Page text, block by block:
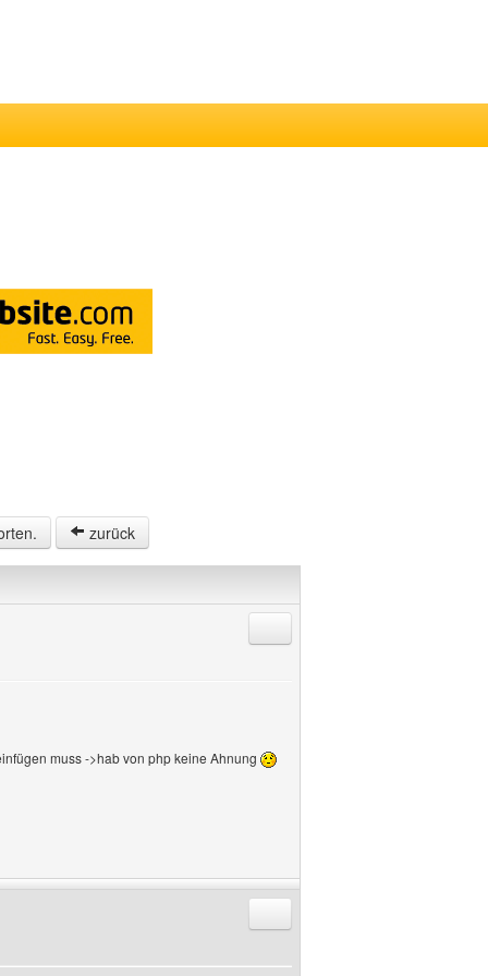
zurück
muss ->hab von php keine Ahnung